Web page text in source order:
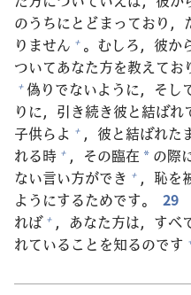
のうちにとどまっており，
りません + 。むしろ， 彼か
ついてあなた方を教えてお
+ 偽りでないように，そし
りに， 引き続き彼と結ばれ
子供らよ + ， 彼と結ばれた
れる時 + ，その臨在 * の際
ない言い方ができ + ， 恥を
ようにするためです。
29
れば + ，あなた方は，すべ
れていることを知るのです